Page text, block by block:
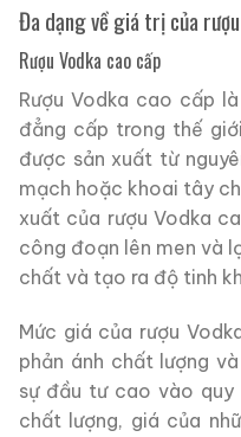
Đa dạng về giá trị của
Rượu Vodka cao cấp
Rượu Vodka cao cấp
đẳng cấp trong thế
được sản xuất từ
mạch hoặc khoai tây
xuất của rượu Vodka
công đoạn lên men và
chất và tạo ra độ tinh
Mức giá của rượu
phản ánh chất lượng
sự đầu tư cao vào quy
chất lượng, giá của